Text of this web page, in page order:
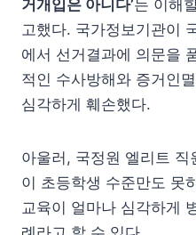
거개입은 아니다’는 이해
고했다. 국가정보기관이
에서 선거결과에 의문을
적인 수사방해와 증거인
심각하게 훼손했다.
아울러, 국정원 엘리트
이 초등학생 수준만도 못
교육이 얼마나 심각하게